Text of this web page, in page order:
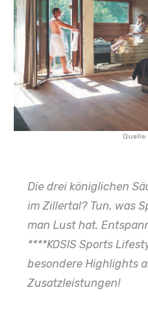
Die drei königlichen
im Zillertal? Tun, was
man Lust hat.
****KOSIS Sports
besondere Highlights
Zusatzleistungen!